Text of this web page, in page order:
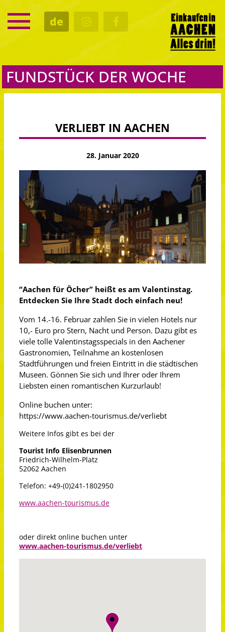
de
SERVICE
TERMINE
FUNDSTÜCK DER WOCHE
VERLIEBT IN AACHEN
28. Januar 2020
“Aachen für Öcher” heißt es am Valentinstag.
Entdecken Sie Ihre Stadt doch einfach neu!
Vom 14.-16. Februar zahlen Sie in vielen Hotels nur
10,- Euro pro Stern, Nacht und Person. Dazu gibt es
viele tolle Valentinstagsspecials in den Aachener
Gastronomien, Teilnahme an kostenlosen
Stadtführungen und freien Eintritt in die städtischen
Museen. Gönnen Sie sich und Ihrer oder Ihrem
Liebsten einen romantischen Kurzurlaub!
Online buchen unter:
https://www.aachen-tourismus.de/verliebt
Weitere Infos gibt es bei der
Tourist Info Elisenbrunnen
Friedrich-Wilhelm-Platz
52062 Aachen
Telefon: +49-(0)241-1802950
www.aachen-tourismus.de
oder direkt online buchen unter
www.aachen-tourismus.de/verliebt